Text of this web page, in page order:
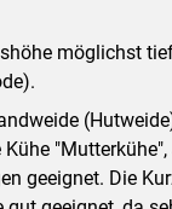
möglichst
geeignet. Die